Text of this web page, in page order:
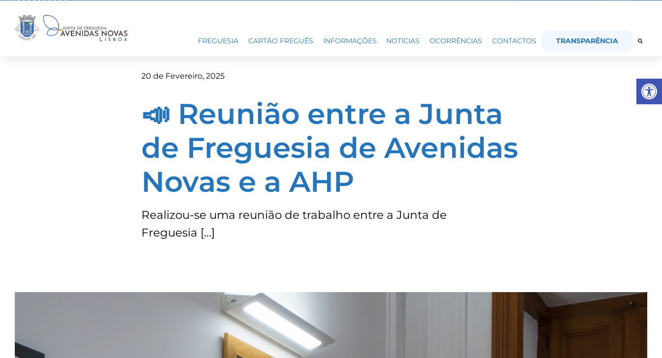
content
FREGUESIA CARTÃO FREGUÊS INFORMAÇÕES NOTÍCIAS OCORRÊNCIAS CONTACTOS TRANSPARÊNCIA
20 de Fevereiro, 2025
📣 Reunião entre a Junta
de Freguesia de Avenidas
Novas e a AHP
Realizou-se uma reunião de trabalho entre a Junta de
Freguesia […]